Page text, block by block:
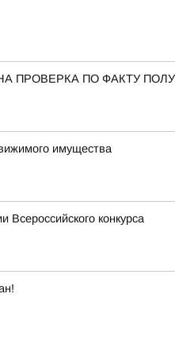
ПРОВЕРКА ПО ФАКТУ
имущества
конкурса